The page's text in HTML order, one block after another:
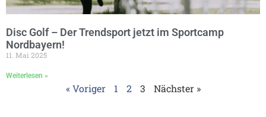
Disc Golf – Der Trendsport jetzt im Sportcamp
Nordbayern!
11. Mai 2025
Weiterlesen »
« Voriger 1 2 3 Nächster »